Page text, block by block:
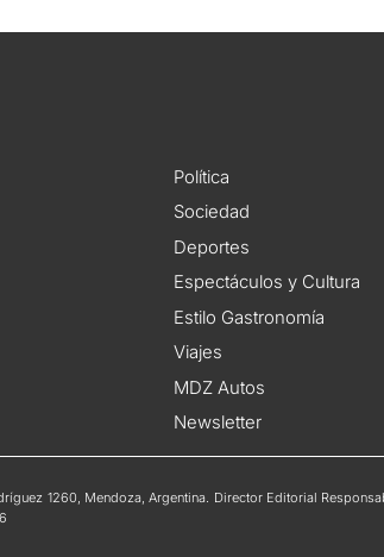
Política
Sociedad
Deportes
Espectáculos y Cultura
Estilo Gastronomía
Viajes
MDZ Autos
Newsletter
1260, Mendoza, Argentina. Director Editorial